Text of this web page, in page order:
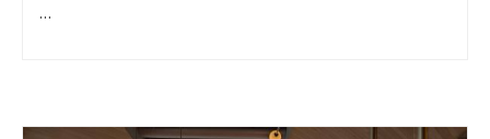
…